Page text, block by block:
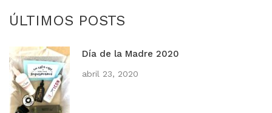
ÚLTIMOS POSTS
Día de la Madre 2020
abril 23, 2020